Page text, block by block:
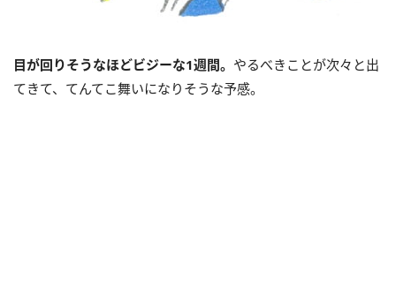
目が回りそうなほどビジーな1週間。 やるべきことが次々と出
てきて、てんてこ舞いになりそうな予感。